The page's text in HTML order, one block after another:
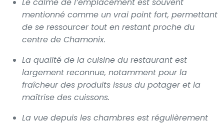
mentionné comme un vrai point fort, permettant
de se ressourcer tout en restant proche du
centre de Chamonix.
La qualité de la cuisine du restaurant est
largement reconnue, notamment pour la
fraîcheur des produits issus du potager et la
maîtrise des cuissons.
La vue depuis les chambres est régulièrement